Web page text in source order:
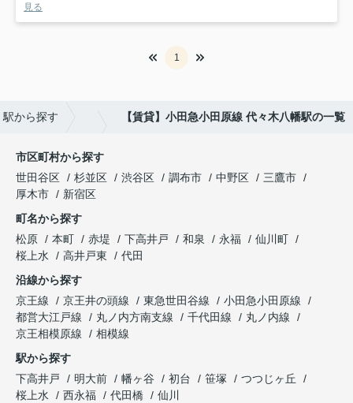
見る
1
駅から探す 【賃貸】小田急小田原線 代々木八幡駅の一覧
市区町村から探す
世田谷区
杉並区 渋谷区 調布市 中野区
三鷹市
厚木市
新宿区
町名から探す
松原
本町 赤堤 下高井戸 和泉 永福
仙川町
桜上水
高井戸東
代田
沿線から探す
京王線
京王井の頭線 東急世田谷線
小田急小田原線
都営大江戸線
丸ノ内方南支線 千代田線
丸ノ内線
京王相模原線
相模線
駅から探す
下高井戸
明大前 幡ヶ谷 初台 笹塚
つつじヶ丘
桜上水
西永福 代田橋 仙川